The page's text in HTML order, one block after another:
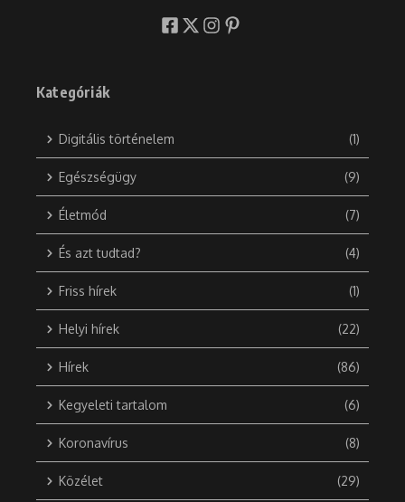
Kategóriák
Digitális történelem (1)
Egészségügy (9)
Életmód (7)
És azt tudtad? (4)
Friss hírek (1)
Helyi hírek (22)
Hírek (86)
Kegyeleti tartalom (6)
Koronavírus (8)
Közélet (29)